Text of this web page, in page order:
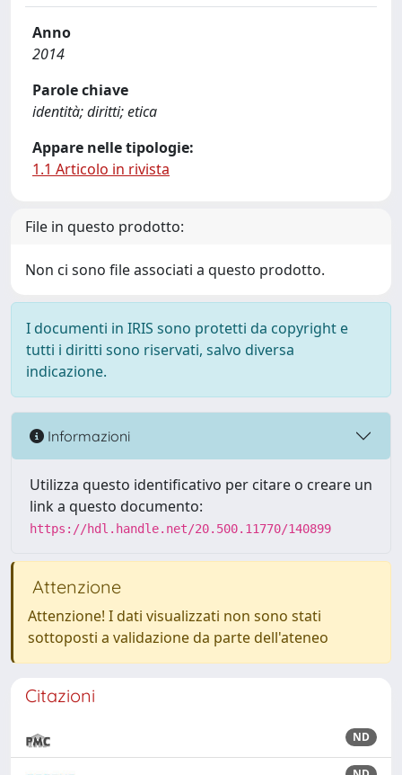
Anno
2014
Parole chiave
identità; diritti; etica
Appare nelle tipologie:
1.1 Articolo in rivista
File in questo prodotto:
Non ci sono file associati a questo prodotto.
I documenti in IRIS sono protetti da copyright e
tutti i diritti sono riservati, salvo diversa
indicazione.
Informazioni
Utilizza questo identificativo per citare o creare un
link a questo documento:
https://hdl.handle.net/20.500.11770/140899
Attenzione
Attenzione! I dati visualizzati non sono stati
sottoposti a validazione da parte dell'ateneo
Citazioni
ND